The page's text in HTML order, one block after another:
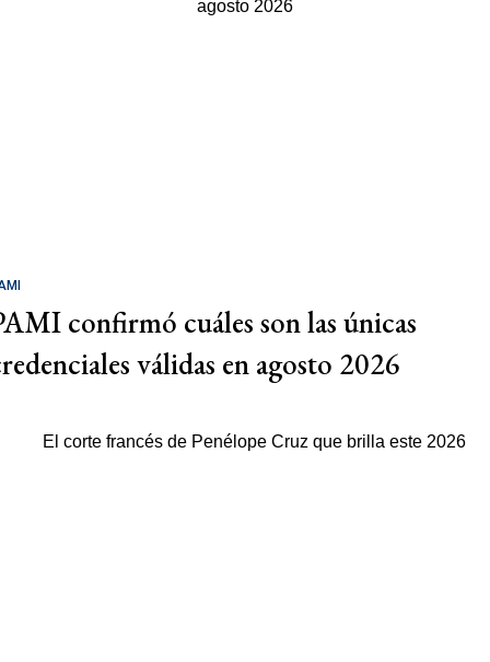
confirmó cuáles son las únicas
válidas en agosto 2026